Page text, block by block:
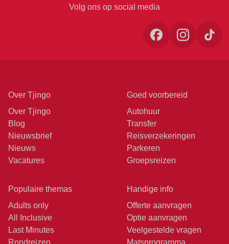
Volg ons op social media
Over Tjingo
Over Tjingo
Blog
Nieuwsbrief
Nieuws
Vacatures
Goed voorbereid
Autohuur
Transfer
Reisverzekeringen
Parkeren
Groepsreizen
Populaire themas
Adults only
All Inclusive
Last Minutes
Rondreizen
Handige info
Offerte aanvragen
Optie aanvragen
Veelgestelde vragen
Matsprogramma